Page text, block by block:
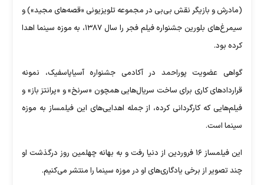
(مادرش و بازیگر نقش بی‌بی در مجموعه تلویزیونی «قصه‌های مجید») و
سیمرغ‌های بلورین جشنواره فیلم فجر را سال ۱۳۸۷، به موزه سینما اهدا
کرده بود.
گواهی عضویت پوراحمد در آکادمی جشنواره آسیاپاسفیک، نمونه
قرارداد‌های کاری برای ساخت سریال‌هایی همچون «سرنخ» و «پرانتز باز» و
فیلم‌هایی که کارگردانی کرده، از جمله اهدایی‌های این فیلمساز به موزه
سینما است.
این فیلمساز ۱۶ فروردین از دنیا رفت و به بهانه چهلمین روز درگذشت او
چند تصویر از برخی یادگاری‌های او در موزه سینما را منتشر می‌کنیم.